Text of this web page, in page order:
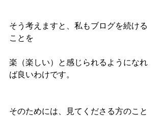
そう考えますと、私もブログを続ける
ことを
楽（楽しい）と感じられるようになれ
ば良いわけです。
そのためには、見てくださる方のこと